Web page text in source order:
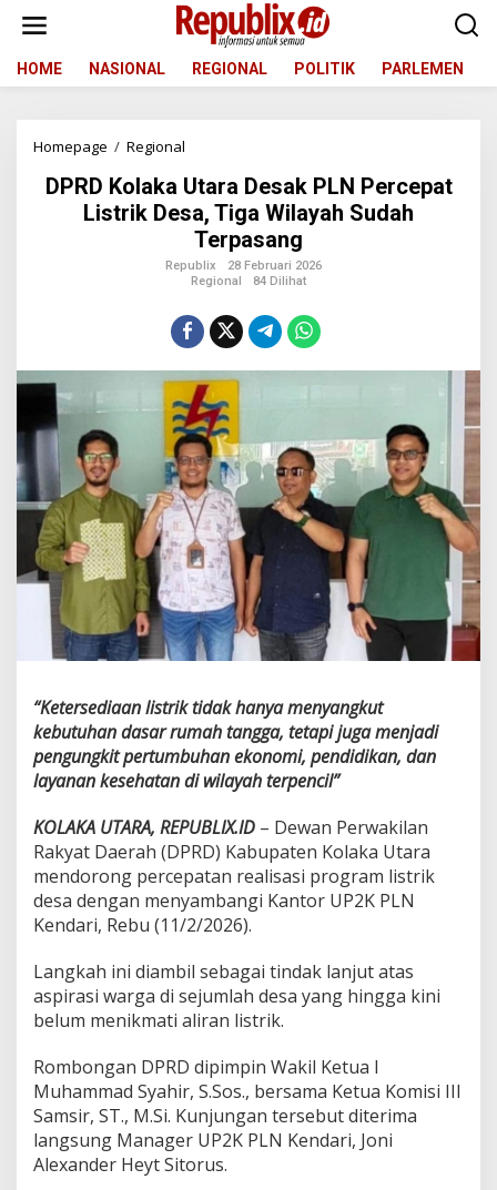
t
HOME NASIONAL REGIONAL POLITIK PARLEMEN
Homepage / Regional
R
D
K
l
a
a
U
t
a
r
a
D
e
s
a
k
P
L
N
P
e
r
c
p
a
t
L
i
t
r
k
D
e
a
,
T
i
a
W
i
l
a
y
DPRD Kolaka Utara Desak PLN Percepat
Listrik Desa, Tiga Wilayah Sudah
Terpasang
Republix
28 Februari 2026
Regional
84 Dilihat
“Ketersediaan listrik tidak hanya menyangkut
kebutuhan dasar rumah tangga, tetapi juga menjadi
pengungkit pertumbuhan ekonomi, pendidikan, dan
layanan kesehatan di wilayah terpencil”
KOLAKA UTARA, REPUBLIX.ID – Dewan Perwakilan
Rakyat Daerah (DPRD) Kabupaten Kolaka Utara
mendorong percepatan realisasi program listrik
desa dengan menyambangi Kantor UP2K PLN
Kendari, Rebu (11/2/2026).
Langkah ini diambil sebagai tindak lanjut atas
aspirasi warga di sejumlah desa yang hingga kini
belum menikmati aliran listrik.
Rombongan DPRD dipimpin Wakil Ketua I
Muhammad Syahir, S.Sos., bersama Ketua Komisi III
Samsir, ST., M.Si. Kunjungan tersebut diterima
langsung Manager UP2K PLN Kendari, Joni
Alexander Heyt Sitorus.